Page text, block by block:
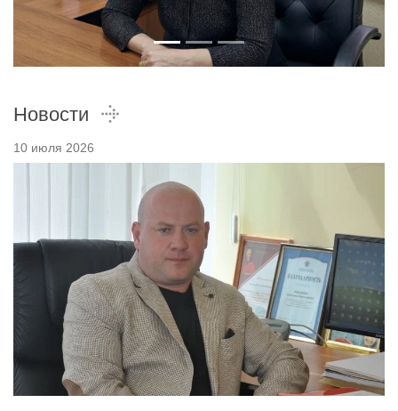
Новости
10 июля 2026